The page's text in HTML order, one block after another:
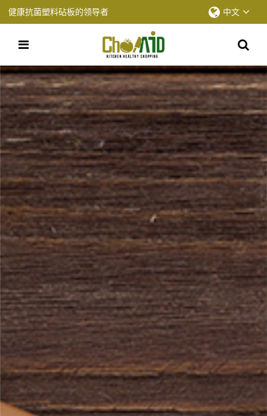
健康抗菌塑料砧板的领导者 中文